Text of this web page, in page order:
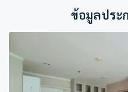
ข้อมูลประ